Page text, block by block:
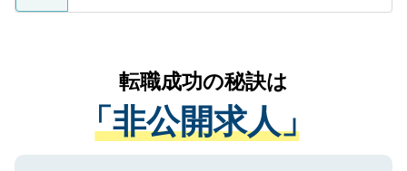
ているすべての個人データはご本人の許可
は、個人情報の取り扱いについての厳密な
管理基準を満たした事業者のみに付与され
る、プライバシーマークを取得済みです。
かがいして、現在の医療機関の状況や紹介
経験をまじえながら、適切なアドバイスを
させていただきます。すぐにご転職をされ
ない方には、長期的なサポートが可能です
ので、まずはご登録ください。
転職成功の秘訣は
「非公開求人」